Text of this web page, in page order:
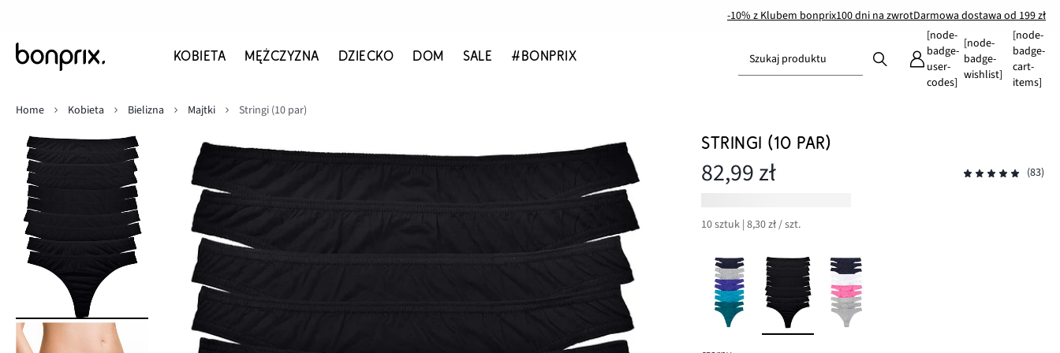
-10% z Klubem bonprix100 dni na zwrotDarmowa dostawa od 199 zł
KOBIETA MĘŻCZYZNA DZIECKO DOM SALE #BONPRIX Szukaj produktu
[node-
badge-
user-
codes]
[node-
badge-
wishlist]
[node-
badge-
cart-
items]
Home
Kobieta Bielizna Majtki Stringi (10 par)
STRINGI (10 PAR)
82,99 zł (83)
10 sztuk | 8,30 zł / szt.